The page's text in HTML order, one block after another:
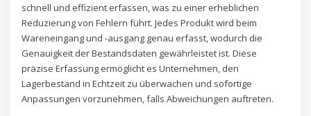
schnell und effizient erfassen, was zu einer erheblichen
Reduzierung von Fehlern führt. Jedes Produkt wird beim
Wareneingang und -ausgang genau erfasst, wodurch die
Genauigkeit der Bestandsdaten gewährleistet ist. Diese
präzise Erfassung ermöglicht es Unternehmen, den
Lagerbestand in Echtzeit zu überwachen und sofortige
Anpassungen vorzunehmen, falls Abweichungen auftreten.